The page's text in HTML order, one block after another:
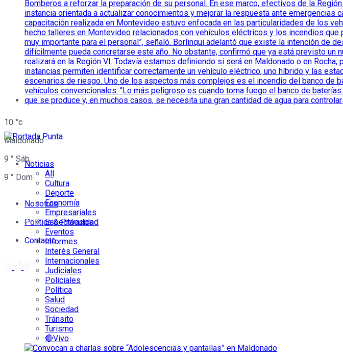
10 °c
Maldonado
9 ° Sáb
9 ° Dom
Nosotros
Política & Privacidad
Contacto
Noticias
All
Cultura
Deporte
Economía
Empresariales
Espectáculos
Eventos
Informes
Interés General
Internacionales
Judiciales
Policiales
Política
Salud
Sociedad
Tránsito
Turismo
🔴Vivo